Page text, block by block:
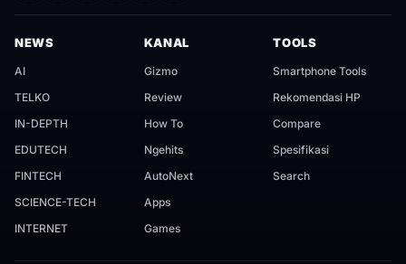
NEWS
AI
TELKO
IN-DEPTH
EDUTECH
FINTECH
SCIENCE-TECH
INTERNET
KANAL
Gizmo
Review
How To
Ngehits
AutoNext
Apps
Games
TOOLS
Smartphone Tools
Rekomendasi HP
Compare
Spesifikasi
Search